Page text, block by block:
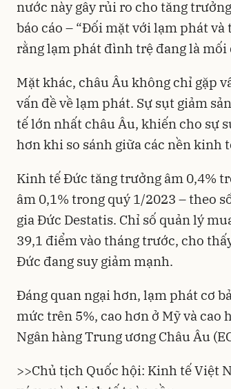
nước này gây rủi ro cho tăng
báo cáo – “Đối mặt với lạm phát
rằng lạm phát đình trệ đang là mối
Mặt khác, châu Âu không chỉ gặp
vấn đề về lạm phát. Sự sụt giảm
tế lớn nhất châu Âu, khiến cho sự
hơn khi so sánh giữa các nền kinh
Kinh tế Đức tăng trưởng âm 0,4%
âm 0,1% trong quý 1/2023 – theo
gia Đức Destatis. Chỉ số quản lý
39,1 điểm vào tháng trước, cho
Đức đang suy giảm mạnh.
Đáng quan ngại hơn, lạm phát cơ
mức trên 5%, cao hơn ở Mỹ và
Ngân hàng Trung ương Châu Âu
>>Chủ tịch Quốc hội: Kinh tế Việt